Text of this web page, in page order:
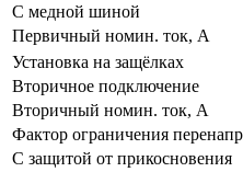
С медной шиной
Первичный номин. ток, А
Установка на защёлках
Вторичное подключение
Вторичный номин. ток, А
Фактор ограничения
С защитой от прикосновения